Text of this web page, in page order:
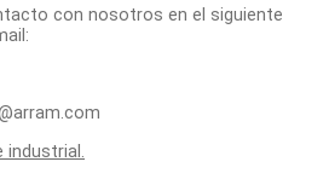
con nosotros en el siguiente
industrial.